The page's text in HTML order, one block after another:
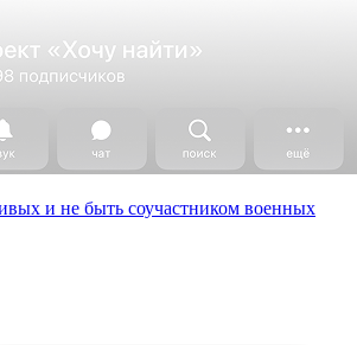
и не быть соучастником военных